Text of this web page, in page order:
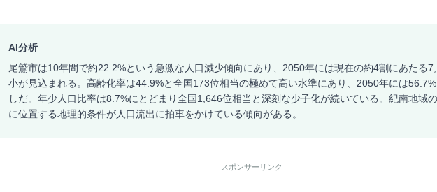
AI分析
尾鷲市は10年間で約22.2%という急激な人口減少傾向にあり、2050年には現在の約4割にあたる
小が見込まれる。高齢化率は44.9%と全国173位相当の極めて高い水準にあり、2050年には
しだ。年少人口比率は8.7%にとどまり全国1,646位相当と深刻な少子化が続いている。紀南地域
に位置する地理的条件が人口流出に拍車をかけている傾向がある。
スポンサーリンク